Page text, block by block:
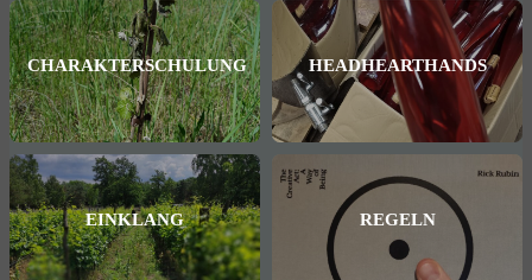
CHARAKTERSCHULUNG HEADHEARTHANDS
EINKLANG REGELN